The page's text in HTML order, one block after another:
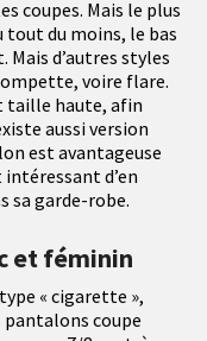
coupes. Mais le plus
tout du moins, le bas
d’autres styles
voire flare.
taille haute, afin
aussi version
est avantageuse
intéressant d’en
sa garde-robe.
et féminin
« cigarette »,
pantalons coupe